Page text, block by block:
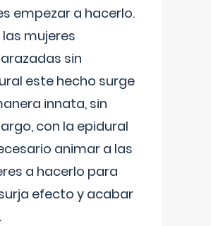
empezar a hacerlo.
las mujeres
sin
este hecho surge
innata, sin
con la epidural
animar a las
a hacerlo para
efecto y acabar